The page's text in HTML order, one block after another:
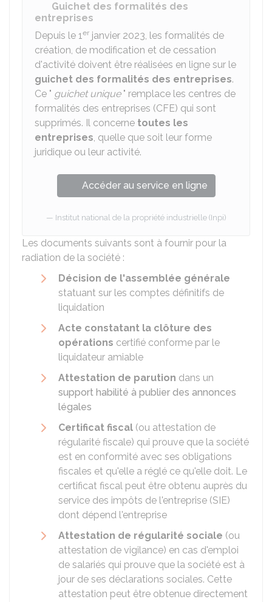
Guichet des formalités des
entreprises
Depuis le 1er janvier 2023, les formalités de
création, de modification et de cessation
d'activité doivent être réalisées en ligne sur le
guichet des formalités des entreprises.
Ce " guichet unique" remplace les centres de
formalités des entreprises (CFE) qui sont
supprimés. Il concerne toutes les
entreprises, quelle que soit leur forme
juridique ou leur activité.
Accéder au service en ligne
Institut national de la propriété industrielle (Inpi)
Les documents suivants sont à fournir pour la
radiation de la société :
Décision de l'assemblée générale
statuant sur les comptes définitifs de
liquidation
Acte constatant la clôture des
opérations certifié conforme par le
liquidateur amiable
Attestation de parution dans un
support habilité à publier des annonces
légales
Certificat fiscal (ou attestation de
régularité fiscale) qui prouve que la société
est en conformité avec ses obligations
fiscales et qu'elle a réglé ce qu'elle doit. Le
certificat fiscal peut être obtenu auprès du
service des impôts de l'entreprise (SIE)
dont dépend l'entreprise
Attestation de régularité sociale (ou
attestation de vigilance) en cas d'emploi
de salariés qui prouve que la société est à
jour de ses déclarations sociales. Cette
attestation peut être obtenue directement